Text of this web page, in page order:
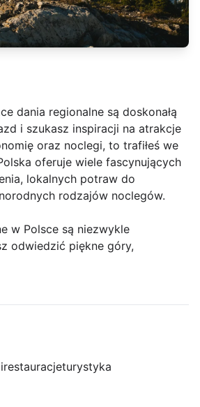
dania regionalne są doskonałą
i szukasz inspiracji na atrakcje
oraz noclegi, to trafiłeś we
oferuje wiele fascynujących
lokalnych potraw do
rodzajów noclegów.
w Polsce są niezwykle
odwiedzić piękne góry,
restauracjeturystyka